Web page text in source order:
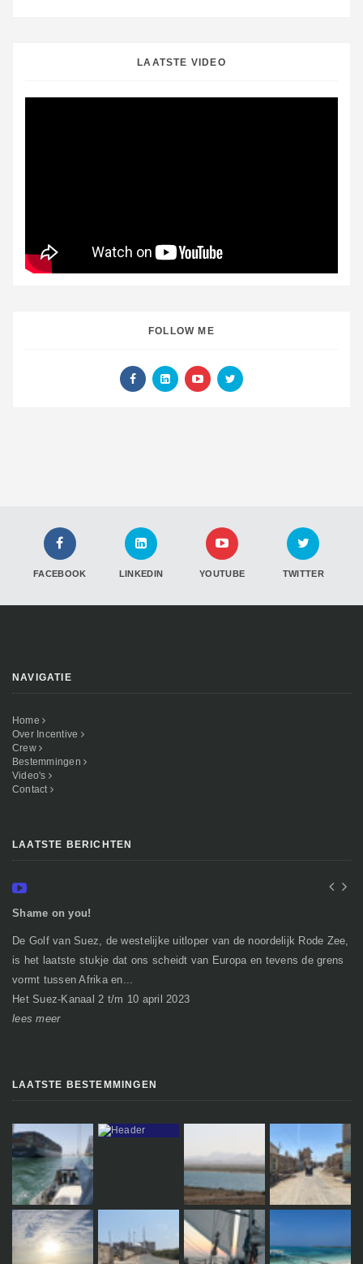
LAATSTE VIDEO
FOLLOW ME
FACEBOOK LINKEDIN YOUTUBE TWITTER
NAVIGATIE
Home
Over Incentive
Crew
Bestemmingen
Video's
Contact
LAATSTE BERICHTEN
Shame on you!
De Golf van Suez, de westelijke uitloper van de noordelijk Rode Zee,
is het laatste stukje dat ons scheidt van Europa en tevens de grens
vormt tussen Afrika en...
Het Suez-Kanaal 2 t/m 10 april 2023
lees meer
LAATSTE BESTEMMINGEN